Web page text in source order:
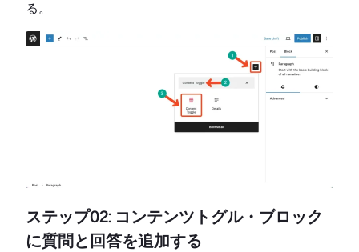
る。
ステップ02: コンテンツトグル・ブロック
に質問と回答を追加する